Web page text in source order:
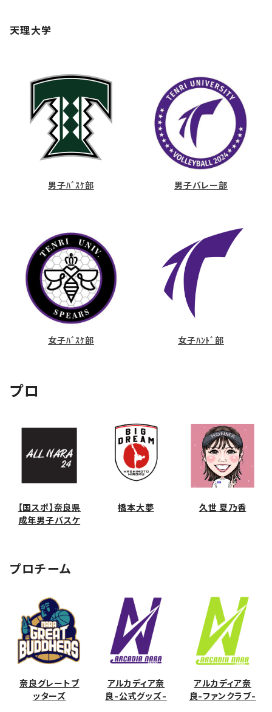
天理大学
男子ﾊﾞｽｹ部 男子バレー部
女子ﾊﾞｽｹ部 女子ﾊﾝﾄﾞ部
プロ
【国スポ】奈良県
成年男子バスケ
橋本大夢 久世 夏乃香
プロチーム
奈良グレートブ
ッターズ
アルカディア奈
良-公式グッズ-
アルカディア奈
良-ファンクラブ-